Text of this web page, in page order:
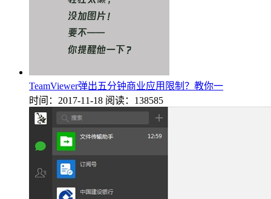
TeamViewer弹出五分钟商业应用限制？教你一
时间：2017-11-18 阅读：138585